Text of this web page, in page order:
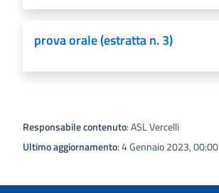
prova orale (estratta n. 3)
Responsabile contenuto: ASL Vercelli
Ultimo aggiornamento: 4 Gennaio 2023, 00:00